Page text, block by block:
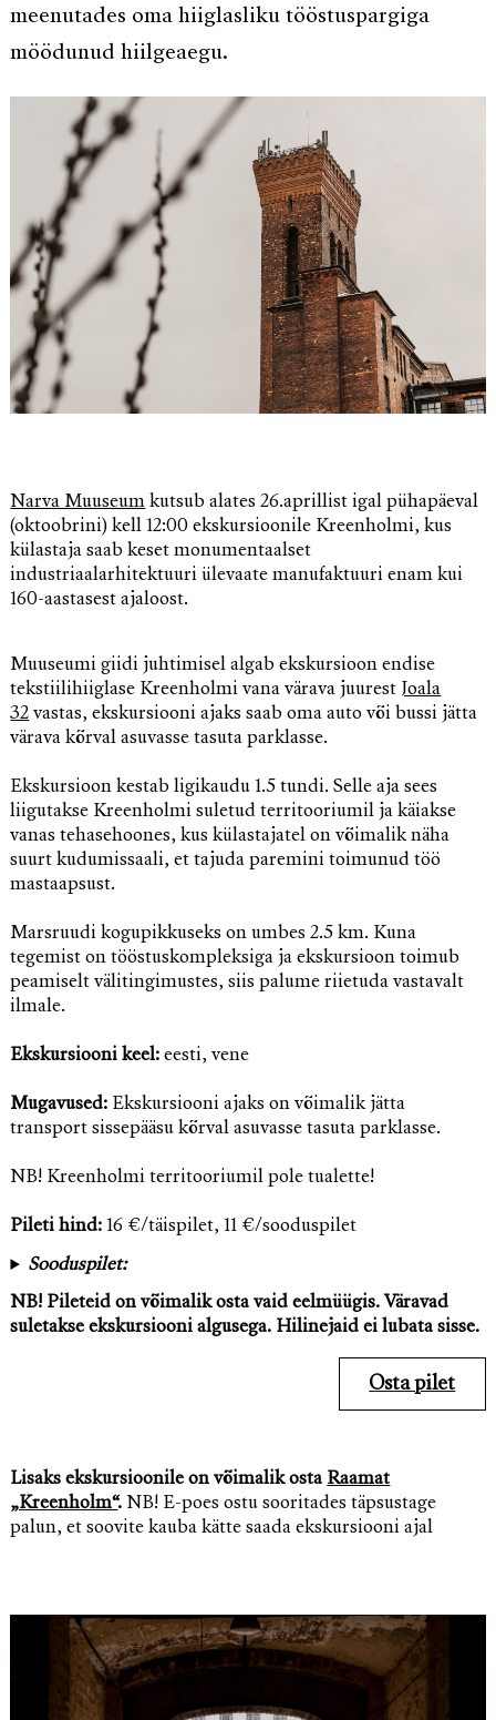
meenutades oma hiiglasliku tööstuspargiga
möödunud hiilgeaegu.
Narva Muuseum kutsub alates 26.aprillist igal pühapäeval
(oktoobrini) kell 12:00 ekskursioonile Kreenholmi, kus
külastaja saab keset monumentaalset
industriaalarhitektuuri ülevaate manufaktuuri enam kui
160-aastasest ajaloost.
Muuseumi giidi juhtimisel algab ekskursioon endise
tekstiilihiiglase Kreenholmi vana värava juurest Joala
32 vastas, ekskursiooni ajaks saab oma auto või bussi jätta
värava kõrval asuvasse tasuta parklasse.
Ekskursioon kestab ligikaudu 1.5 tundi. Selle aja sees
liigutakse Kreenholmi suletud territooriumil ja käiakse
vanas tehasehoones, kus külastajatel on võimalik näha
suurt kudumissaali, et tajuda paremini toimunud töö
mastaapsust.
Marsruudi kogupikkuseks on umbes 2.5 km. Kuna
tegemist on tööstuskompleksiga ja ekskursioon toimub
peamiselt välitingimustes, siis palume riietuda vastavalt
ilmale.
Ekskursiooni keel: eesti, vene
Mugavused: Ekskursiooni ajaks on võimalik jätta
transport sissepääsu kõrval asuvasse tasuta parklasse.
NB! Kreenholmi territooriumil pole tualette!
Pileti hind: 16 €/täispilet, 11 €/sooduspilet
Sooduspilet:
NB! Pileteid on võimalik osta vaid eelmüügis. Väravad
suletakse ekskursiooni algusega. Hilinejaid ei lubata sisse.
Osta pilet
Lisaks ekskursioonile on võimalik osta Raamat
„Kreenholm“. NB! E-poes ostu sooritades täpsustage
palun, et soovite kauba kätte saada ekskursiooni ajal